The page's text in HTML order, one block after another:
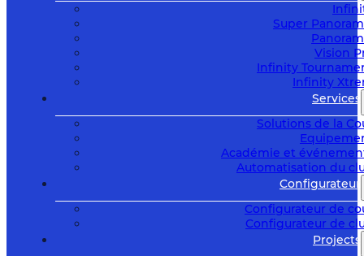
Super
Vision
Infinity
Infinity
Services
Solutions de la
Académie et
Automatisation du
Configurateur
Configurateur de
Configurateur de
Projects